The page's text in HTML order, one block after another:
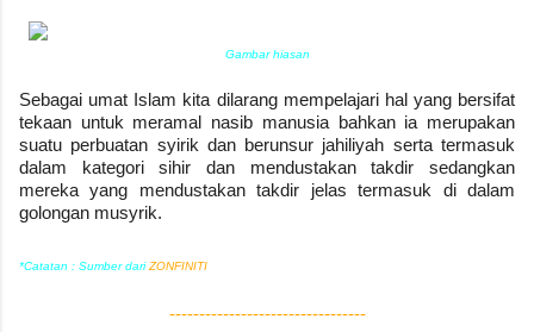
Gambar hiasan
Sebagai umat Islam kita dilarang mempelajari hal yang bersifat
tekaan untuk meramal nasib manusia bahkan ia merupakan
suatu perbuatan syirik dan berunsur jahiliyah serta termasuk
dalam kategori sihir dan mendustakan takdir sedangkan
mereka yang mendustakan takdir jelas termasuk di dalam
golongan musyrik.
*Catatan : Sumber dari ZONFINITI
---------------------------------